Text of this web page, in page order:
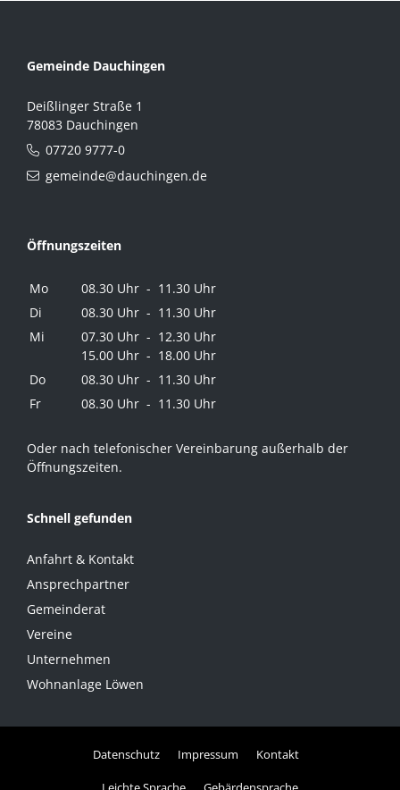
Gemeinde Dauchingen
Deißlinger Straße 1
78083 Dauchingen
07720 9777-0
gemeinde@dauchingen.de
Öffnungszeiten
Mo
08.30 Uhr - 11.30 Uhr
Di
08.30 Uhr - 11.30 Uhr
Mi
07.30 Uhr - 12.30 Uhr
15.00 Uhr - 18.00 Uhr
Do
08.30 Uhr - 11.30 Uhr
Fr
08.30 Uhr - 11.30 Uhr
Oder nach telefonischer Vereinbarung außerhalb der
Öffnungszeiten.
Schnell gefunden
Anfahrt & Kontakt
Ansprechpartner
Gemeinderat
Vereine
Unternehmen
Wohnanlage Löwen
Datenschutz Impressum Kontakt